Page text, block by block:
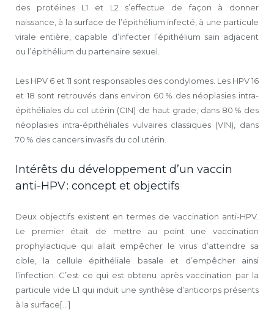
des protéines L1 et L2 s’effectue de façon à donner
naissance, à la surface de l’épithélium infecté, à une particule
virale entière, capable d’infecter l’épithélium sain adjacent
ou l’épithélium du partenaire sexuel.
Les HPV 6 et 11 sont responsables des condylomes. Les HPV 16
et 18 sont retrouvés dans environ 60 % des néoplasies intra-
épithéliales du col utérin (CIN) de haut grade, dans 80 % des
néoplasies intra-épithéliales vulvaires classiques (VIN), dans
70 % des cancers invasifs du col utérin.
Intérêts du développement d’un vaccin
anti-HPV : concept et objectifs
Deux objectifs existent en termes de vaccination anti-HPV.
Le premier était de mettre au point une vaccination
prophylactique qui allait empêcher le virus d’atteindre sa
cible, la cellule épithéliale basale et d’empêcher ainsi
l’infection. C’est ce qui est obtenu après vaccination par la
particule vide L1 qui induit une synthèse d’anticorps présents
à la surface[...]